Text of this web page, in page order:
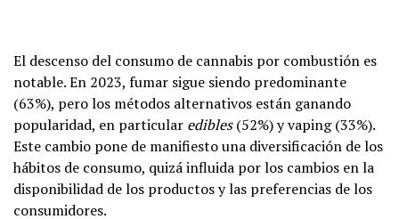
El descenso del consumo de cannabis por combustión es
notable. En 2023, fumar sigue siendo predominante
(63%), pero los métodos alternativos están ganando
popularidad, en particular edibles(52%) y vaping (33%).
Este cambio pone de manifiesto una diversificación de los
hábitos de consumo, quizá influida por los cambios en la
disponibilidad de los productos y las preferencias de los
consumidores.